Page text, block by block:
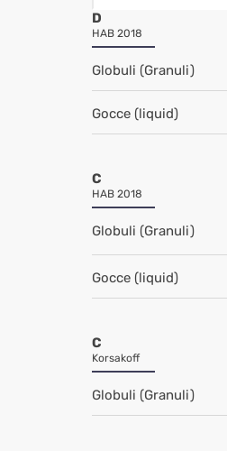
D
HAB 2018
Globuli (Granuli)
Gocce (liquid)
C
HAB 2018
Globuli (Granuli)
Gocce (liquid)
C
Korsakoff
Globuli (Granuli)